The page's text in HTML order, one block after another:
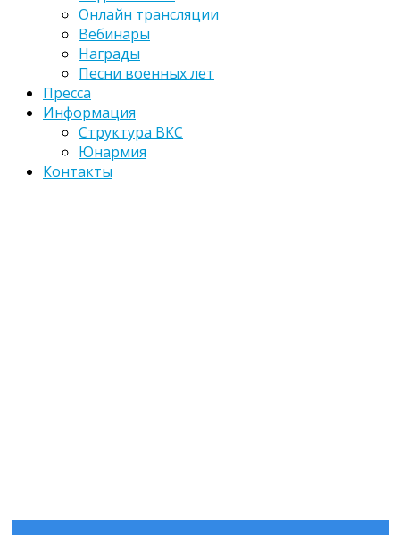
Онлайн трансляции
Вебинары
Награды
Песни военных лет
Пресса
Информация
Структура ВКС
Юнармия
Контакты